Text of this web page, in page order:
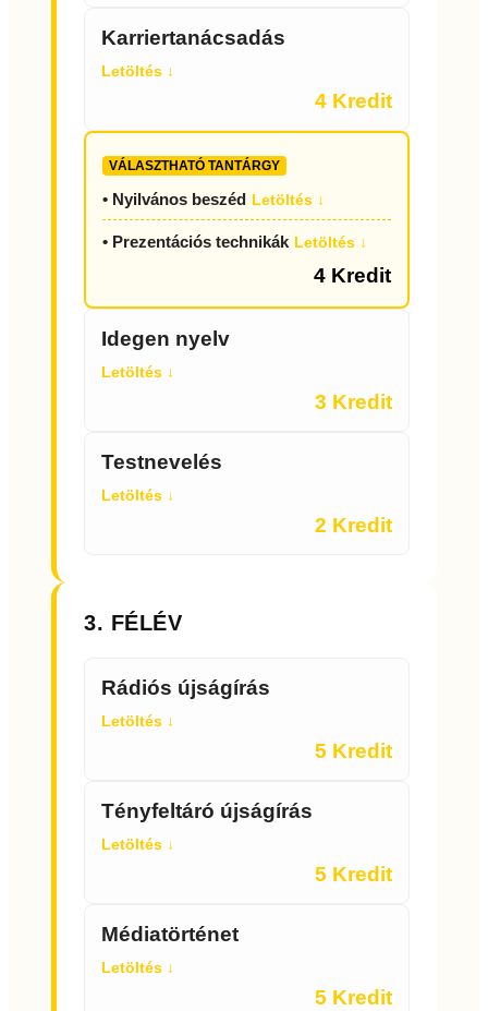
Karriertanácsadás
Letöltés ↓
4 Kredit
VÁLASZTHATÓ TANTÁRGY
• Nyilvános beszéd Letöltés ↓
• Prezentációs technikák Letöltés ↓
4 Kredit
Idegen nyelv
Letöltés ↓
3 Kredit
Testnevelés
Letöltés ↓
2 Kredit
3. FÉLÉV
Rádiós újságírás
Letöltés ↓
5 Kredit
Tényfeltáró újságírás
Letöltés ↓
5 Kredit
Médiatörténet
Letöltés ↓
5 Kredit